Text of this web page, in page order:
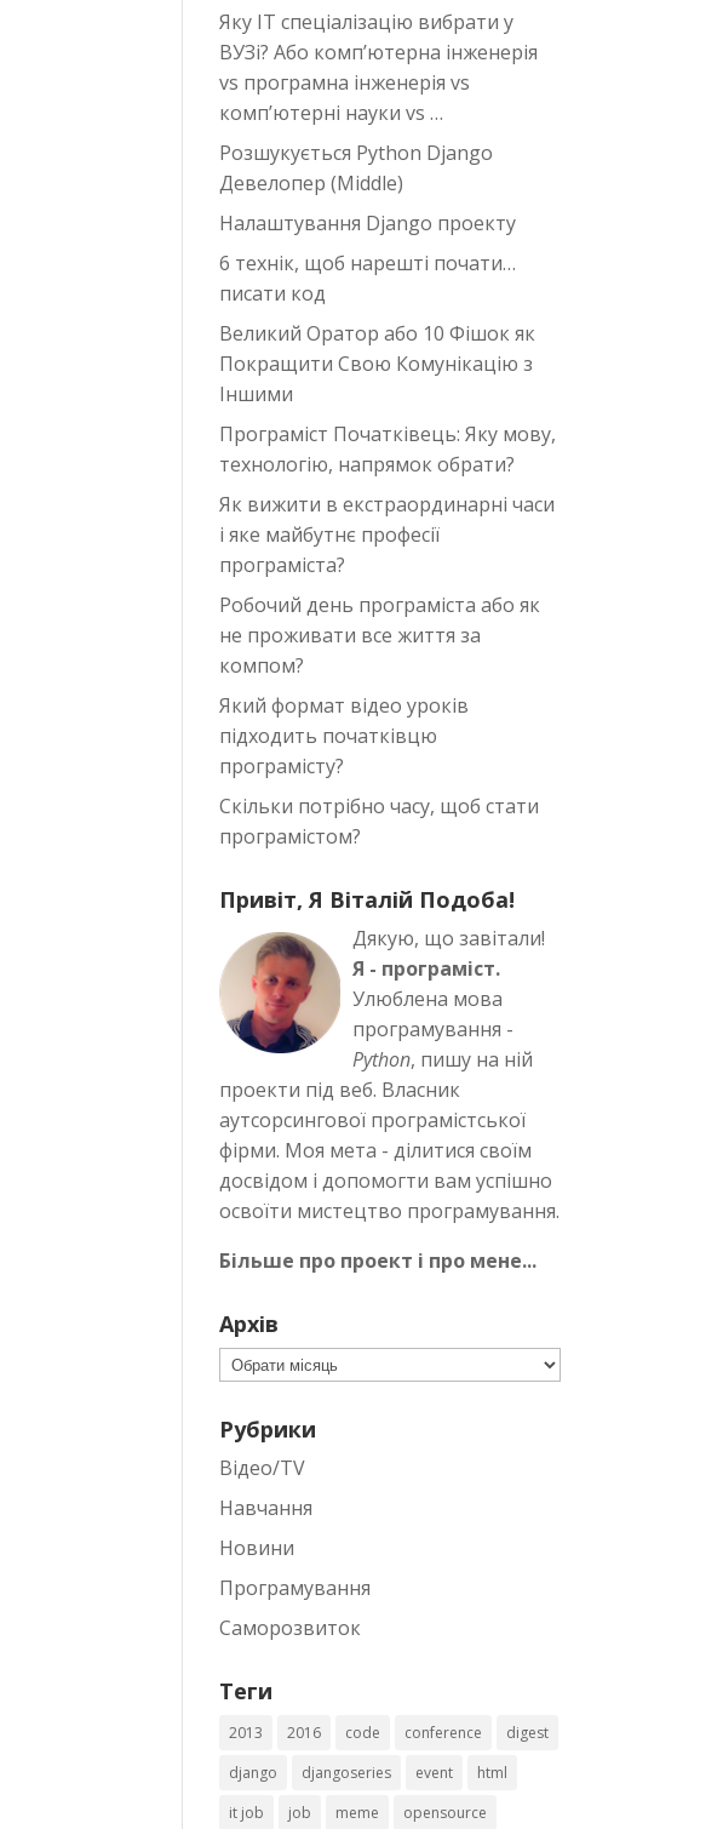
Яку IT спеціалізацію вибрати у
ВУЗі? Або комп’ютерна інженерія
vs програмна інженерія vs
комп’ютерні науки vs …
Розшукується Python Django
Девелопер (Middle)
Налаштування Django проекту
6 технік, щоб нарешті почати…
писати код
Великий Оратор або 10 Фішок як
Покращити Свою Комунікацію з
Іншими
Програміст Початківець: Яку мову,
технологію, напрямок обрати?
Як вижити в екстраординарні часи
i яке майбутнє професії
програміста?
Робочий день програміста або як
не проживати все життя за
компом?
Який формат відео уроків
підходить початківцю
програмісту?
Скільки потрібно часу, щоб стати
програмістом?
Привіт, Я Віталій Подоба!
Дякую, що завітали!
Я - програміст.
Улюблена мова
програмування -
Python, пишу на ній
проекти під веб. Власник
аутсорсингової програмістської
фірми. Моя мета - ділитися своїм
досвідом і допомогти вам успішно
освоїти мистецтво програмування.
Більше про проект і про мене...
Архів
Архів
Рубрики
Відео/TV
Навчання
Новини
Програмування
Саморозвиток
Теги
2013 2016 code conference
digest
django
djangoseries event
html
it job
job meme opensource